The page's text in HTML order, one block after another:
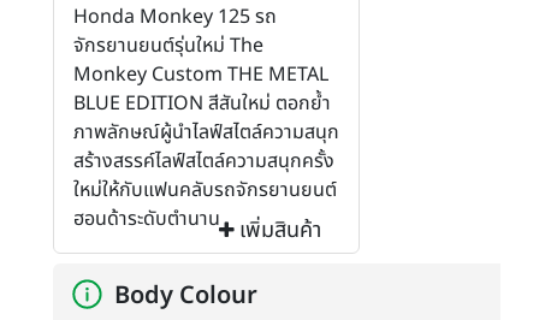
เพิ่มสินค้า
Honda Monkey 125 รถ
จักรยานยนต์รุ่นใหม่ The
Monkey Custom THE METAL
BLUE EDITION สีสันใหม่ ตอกย้ำ
ภาพลักษณ์ผู้นำไลฟ์สไตล์ความสนุก
สร้างสรรค์ไลฟ์สไตล์ความสนุกครั้ง
ใหม่ให้กับแฟนคลับรถจักรยานยนต์
ฮอนด้าระดับตำนาน
Body Colour